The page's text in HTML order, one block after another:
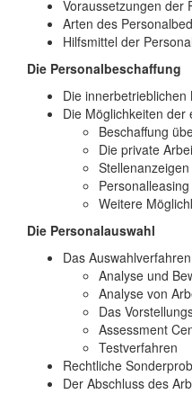
Voraussetzungen der
Arten des
Hilfsmittel der
Die Personalbeschaffung
Die
Die Möglichkeiten der
Beschaffung
Die private
Stellenanzeigen
Personalleasing
Weitere
Die Personalauswahl
Das Auswahlverfahren
Analyse und
Analyse von
Das
Assessment
Testverfahren
Rechtliche
Der Abschluss des